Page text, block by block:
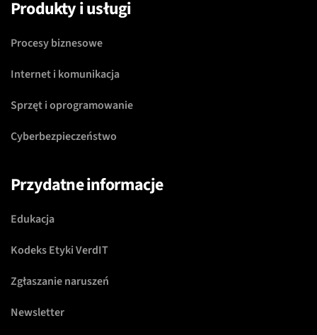
Produkty i usługi
Procesy biznesowe
Internet i komunikacja
Sprzęt i oprogramowanie
Cyberbezpieczeństwo
Przydatne informacje
Edukacja
Kodeks Etyki VerdIT
Zgłaszanie naruszeń
Newsletter